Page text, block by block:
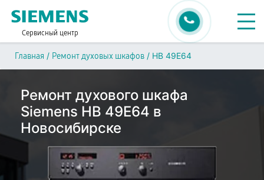
Сервисный центр
Главная / Ремонт духовых шкафов / HB 49E64
Ремонт духового шкафа
Siemens HB 49E64 в
Новосибирске